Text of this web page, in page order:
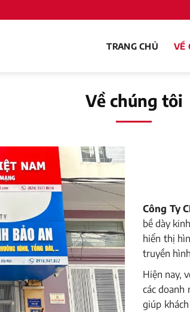
TRANG CHỦ VỀ
Về chúng tôi
Công Ty
bề dày
hiển thị
truyền
Hiện nay,
các doanh
giúp